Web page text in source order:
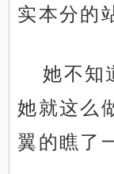
实本分的
她不知
她就这么
翼的瞧了